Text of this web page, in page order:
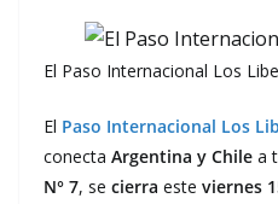
El Paso Internacional Los
El Paso Internacional Los
conecta Argentina y Chile a
N° 7, se cierra este viernes